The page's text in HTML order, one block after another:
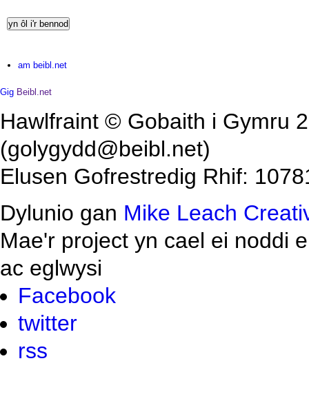
am beibl.net
Gig Beibl.net
Hawlfraint © Gobaith i Gymru
(golygydd@beibl.net)
Elusen Gofrestredig Rhif:
Dylunio gan Mike Leach
Mae'r project yn cael ei noddi
ac eglwysi
Facebook
twitter
rss